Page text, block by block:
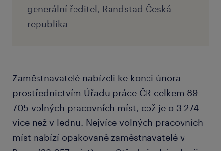
generální ředitel, Randstad Česká
republika
Zaměstnavatelé nabízeli ke konci února
prostřednictvím Úřadu práce ČR celkem 89
705 volných pracovních míst, což je o 3 274
více než v lednu. Nejvíce volných pracovních
míst nabízí opakovaně zaměstnavatelé v